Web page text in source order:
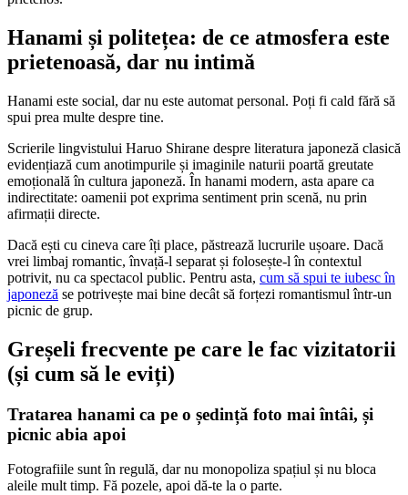
Hanami și politețea: de ce atmosfera este
prietenoasă, dar nu intimă
Hanami este social, dar nu este automat personal. Poți fi cald fără să
spui prea multe despre tine.
Scrierile lingvistului Haruo Shirane despre literatura japoneză clasică
evidențiază cum anotimpurile și imaginile naturii poartă greutate
emoțională în cultura japoneză. În hanami modern, asta apare ca
indirectitate: oamenii pot exprima sentiment prin scenă, nu prin
afirmații directe.
Dacă ești cu cineva care îți place, păstrează lucrurile ușoare. Dacă
vrei limbaj romantic, învață-l separat și folosește-l în contextul
potrivit, nu ca spectacol public. Pentru asta, cum să spui te iubesc în
japoneză se potrivește mai bine decât să forțezi romantismul într-un
picnic de grup.
Greșeli frecvente pe care le fac vizitatorii
(și cum să le eviți)
Tratarea hanami ca pe o ședință foto mai întâi, și
picnic abia apoi
Fotografiile sunt în regulă, dar nu monopoliza spațiul și nu bloca
aleile mult timp. Fă pozele, apoi dă-te la o parte.